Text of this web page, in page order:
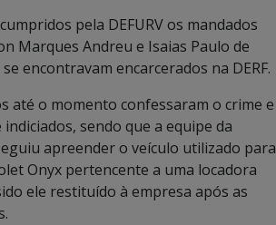
pela DEFURV os mandados
Marques Andreu e Isaias Paulo de
encontravam encarcerados na DERF.
até o momento confessaram o crime e
sendo que a equipe da
apreender o veículo utilizado para
Onyx pertencente a uma locadora
ele restituído à empresa após as